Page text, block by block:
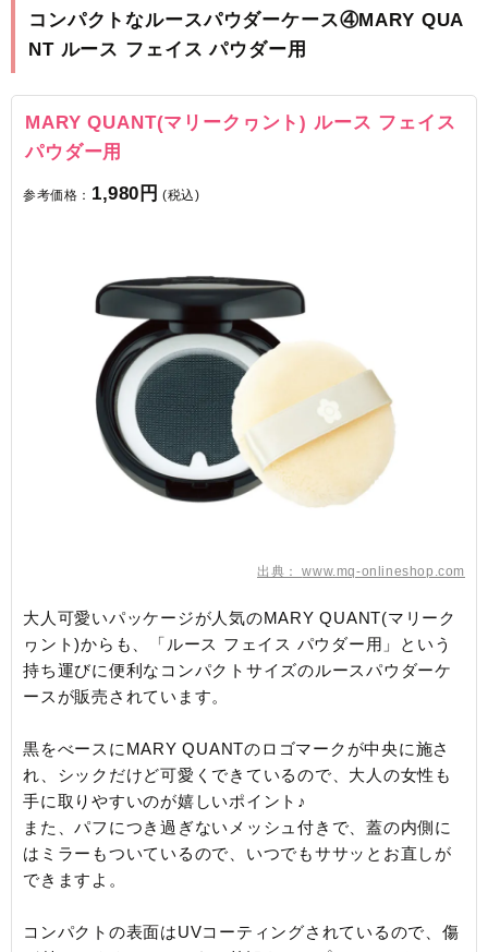
コンパクトなルースパウダーケース④MARY QUA
NT ルース フェイス パウダー用
MARY QUANT(マリークヮント) ルース フェイス
パウダー用
参考価格： 1,980円 (税込)
出典：www.mq-onlineshop.com
大人可愛いパッケージが人気のMARY QUANT(マリーク
ヮント)からも、「ルース フェイス パウダー用」という
持ち運びに便利なコンパクトサイズのルースパウダーケ
ースが販売されています。
黒をべースにMARY QUANTのロゴマークが中央に施さ
れ、シックだけど可愛くできているので、大人の女性も
手に取りやすいのが嬉しいポイント♪
また、パフにつき過ぎないメッシュ付きで、蓋の内側に
はミラーもついているので、いつでもササッとお直しが
できますよ。
コンパクトの表面はUVコーティングされているので、傷